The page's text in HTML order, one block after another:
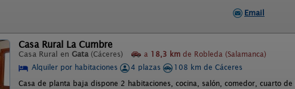
Email
Casa Rural La Cumbre
Casa Rural en Gata (Cáceres) a 18,3 km de Robleda (Salamanca)
Alquiler por habitaciones
4 plazas
108 km de Cáceres
Casa de planta baja dispone 2 habitaciones, cocina, salón, comedor, cuarto